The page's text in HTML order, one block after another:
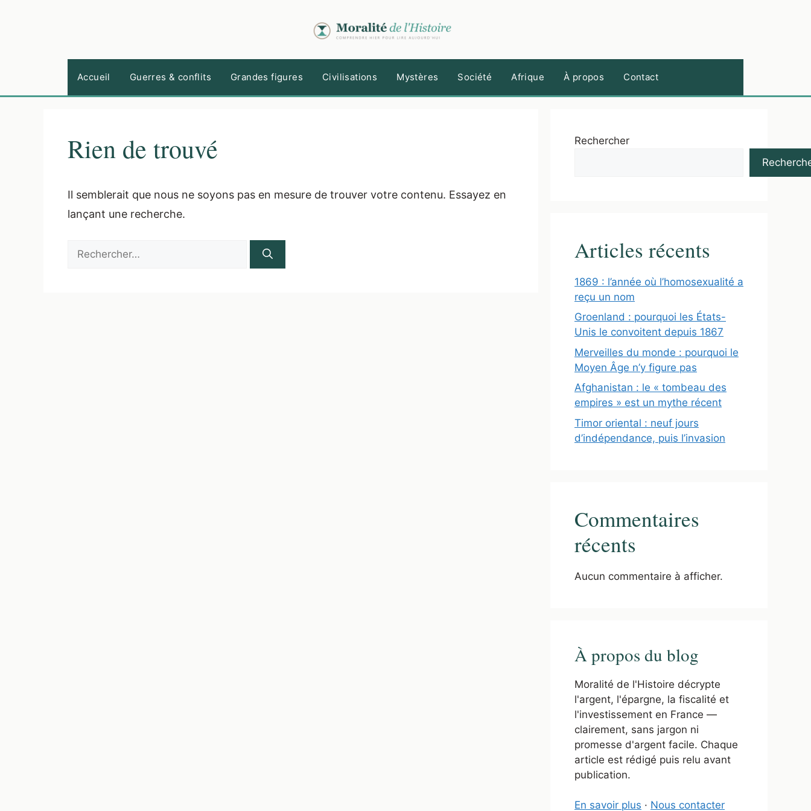
Accueil Guerres & conflits Grandes figures Civilisations Mystères Société Afrique À propos Contact
Rien de trouvé
Il semblerait que nous ne soyons pas en mesure de trouver votre contenu. Essayez en
lançant une recherche.
Rechercher :
Rechercher
Articles récents
1869 : l’année où l’homosexualité a
reçu un nom
Groenland : pourquoi les États-
Unis le convoitent depuis 1867
Merveilles du monde : pourquoi le
Moyen Âge n’y figure pas
Afghanistan : le « tombeau des
empires » est un mythe récent
Timor oriental : neuf jours
d’indépendance, puis l’invasion
Commentaires
récents
Aucun commentaire à afficher.
À propos du blog
Moralité de l'Histoire décrypte
l'argent, l'épargne, la fiscalité et
l'investissement en France —
clairement, sans jargon ni
promesse d'argent facile. Chaque
article est rédigé puis relu avant
publication.
En savoir plus · Nous contacter